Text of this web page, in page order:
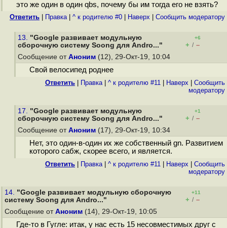
это же один в один qbs, почему бы им тогда его не взять?
Ответить Правка| ^ к родителю #0 Наверх Cообщить модератору
13. "Google развивает модульную
сборочную систему Soong для Andro..."
+6
+ / –
Сообщение от Аноним (12), 29-Окт-19, 10:04
Свой велосипед роднее
Ответить Правка| ^ к родителю #11 Наверх
Cообщить
модератору
17. "Google развивает модульную
сборочную систему Soong для Andro..."
+1
+ / –
Сообщение от Аноним (17), 29-Окт-19, 10:34
Нет, это один-в-один их же собственный gn. Развитием
которого сабж, скорее всего, и является.
Ответить Правка| ^ к родителю #11 Наверх
Cообщить
модератору
14. "Google развивает модульную сборочную
систему Soong для Andro..."
+11
+ / –
Сообщение от Аноним (14), 29-Окт-19, 10:05
Где-то в Гугле: итак, у нас есть 15 несовместимых друг с